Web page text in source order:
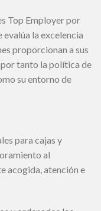
Top Employer por
la excelencia
proporcionan a sus
tanto la política de
su entorno de
para cajas y
al
acogida, atención e